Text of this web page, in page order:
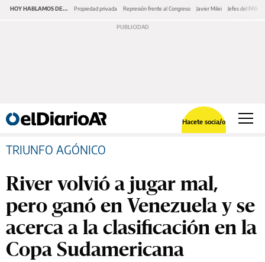
HOY HABLAMOS DE... Propiedad privada Represión frente al Congreso Javier Milei Jefes del PAMI
Hacete socia/o
TRIUNFO AGÓNICO
River volvió a jugar mal,
pero ganó en Venezuela y se
acerca a la clasificación en la
Copa Sudamericana